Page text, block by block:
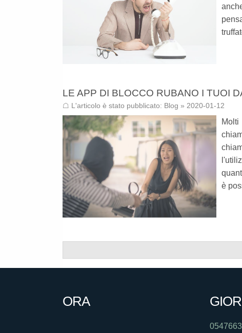
LE APP DI BLOCCO RUBANO I TUOI
☖ L'articolo è stato pubblicato: Blog » 2020-01-12
è
ORA